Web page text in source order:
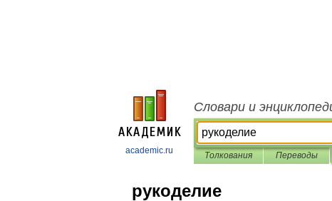
academic.ru
Словари и
Толкования Переводы
рукоделие